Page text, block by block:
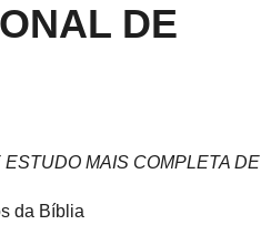
DE
MAIS COMPLETA DE
da Bíblia